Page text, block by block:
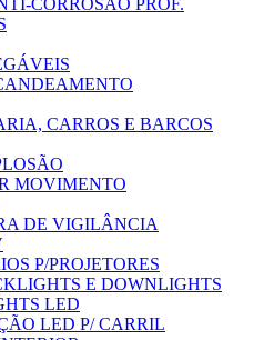
CORROSÃO PROF.
CARROS E BARCOS
MOVIMENTO
DE VIGILÂNCIA
P/PROJETORES
E DOWNLIGHTS
LED
LED P/ CARRIL